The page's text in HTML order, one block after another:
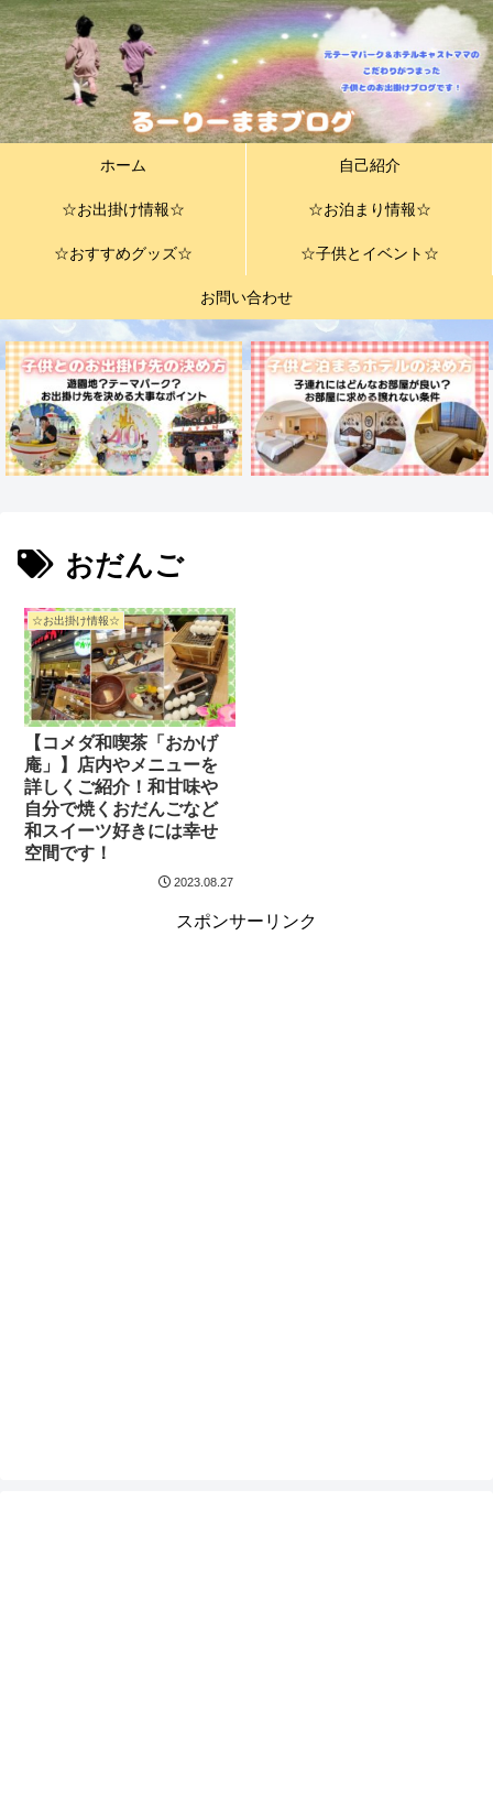
ホーム 自己紹介
☆お出掛け情報☆ ☆お泊まり情報☆
☆おすすめグッズ☆ ☆子供とイベント☆
お問い合わせ
おだんご
☆お出掛け情報☆
【コメダ和喫茶「おかげ
庵」】店内やメニューを
詳しくご紹介！和甘味や
自分で焼くおだんごなど
和スイーツ好きには幸せ
空間です！
2023.08.27
スポンサーリンク